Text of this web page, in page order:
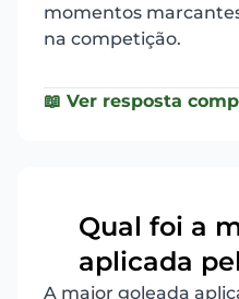
momentos
na competição.
📖 Ver resposta
Qual foi a
aplicada
A maior goleada